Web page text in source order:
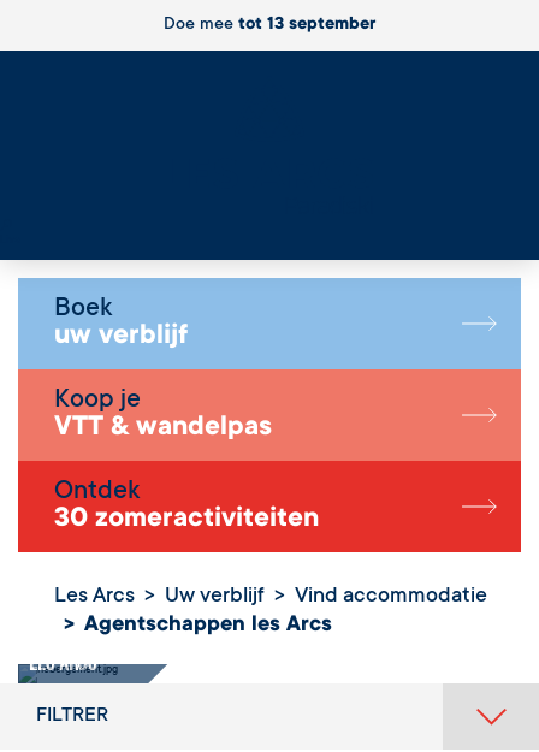
Doe mee tot 13 september
Boek
uw verblijf
Koop je
VTT & wandelpas
Ontdek
30 zomeractiviteiten
Les Arcs Uw verblijf
Vind accommodatie
Agentschappen les Arcs
Agentschappen
les Arcs
FILTRER